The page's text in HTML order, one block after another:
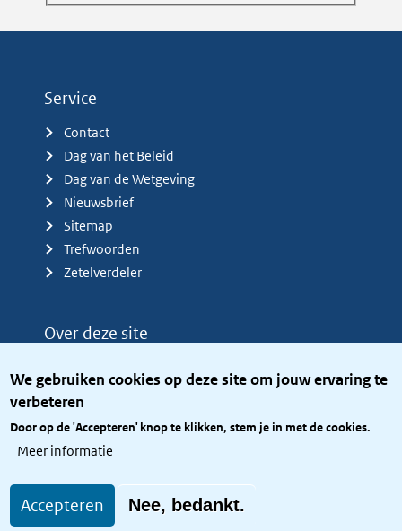
We gebruiken cookies op deze site om jouw ervaring te
verbeteren
Door op de 'Accepteren' knop te klikken, stem je in met de cookies.
Meer informatie
Accepteren Nee, bedankt.
Service
Contact
Dag van het Beleid
Dag van de Wetgeving
Nieuwsbrief
Sitemap
Trefwoorden
Zetelverdeler
Over deze site
Privacy
Toegang site openbaar
Toegankelijkheid